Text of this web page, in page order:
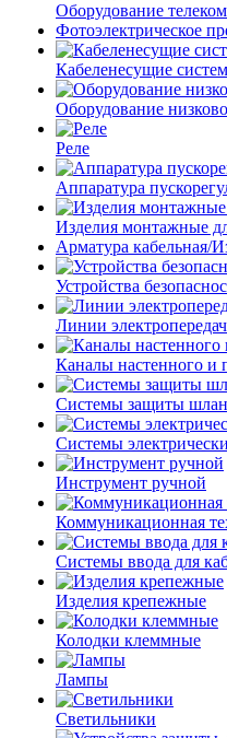
Оборудование
Фотоэлектрическое
Кабеленесущие
Оборудование
Реле
Аппаратура
Изделия монтажные
Арматура кабельная/
Устройства
Линии
Каналы настенного и
Системы защиты
Системы
Инструмент ручной
Коммуникационная
Системы ввода для
Изделия крепежные
Колодки клеммные
Лампы
Светильники